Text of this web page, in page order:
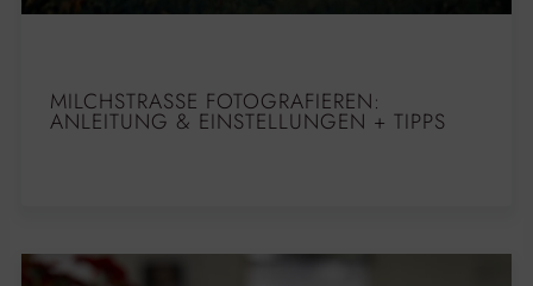
MILCHSTRASSE FOTOGRAFIEREN: A
NLEITUNG & EINSTELLUNGEN + TIPPS